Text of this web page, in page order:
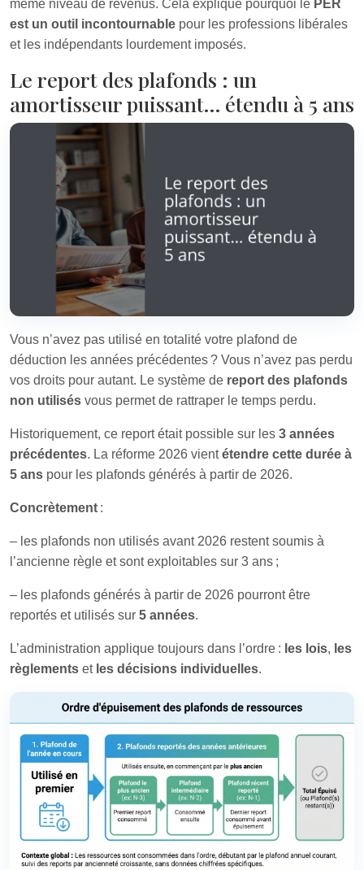
même niveau de revenus. Cela explique pourquoi le PER
est un outil incontournable pour les professions libérales
et les indépendants lourdement imposés.
Le report des plafonds : un
amortisseur puissant… étendu à 5 ans
Vous n’avez pas utilisé en totalité votre plafond de
déduction les années précédentes ? Vous n’avez pas perdu
vos droits pour autant. Le système de report des plafonds
non utilisés vous permet de rattraper le temps perdu.
Historiquement, ce report était possible sur les 3 années
précédentes. La réforme 2026 vientétendre cette durée à
5 ans pour les plafonds générés à partir de 2026.
Concrètement :
– les plafonds non utilisés avant 2026 restent soumis à
l’ancienne règle et sont exploitables sur 3 ans ;
– les plafonds générés à partir de 2026 pourront être
reportés et utilisés sur 5 années.
L’administration applique toujours dans l’ordre : les lois, les
règlements et les décisions individuelles.